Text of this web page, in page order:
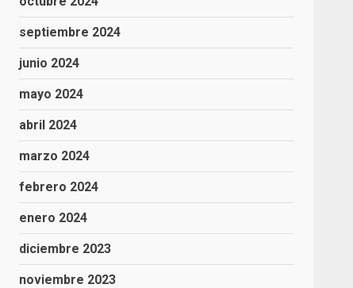
septiembre 2024
junio 2024
mayo 2024
abril 2024
marzo 2024
febrero 2024
enero 2024
diciembre 2023
noviembre 2023